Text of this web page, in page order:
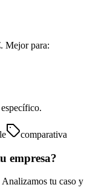
Mejor para:
comparativa
empresa?
tu caso y